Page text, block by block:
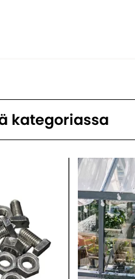
kategoriassa